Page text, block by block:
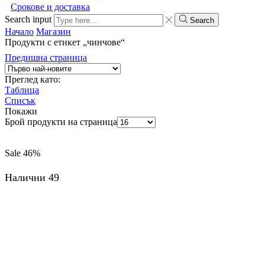
Срокове и доставка
Search input
Search
Начало Магазин
Продукти с етикет „чинчове“
Предишна страница
Преглед като:
Таблица
Списък
Покажи
Брой продукти на страница
Sale 46%
Налични 49